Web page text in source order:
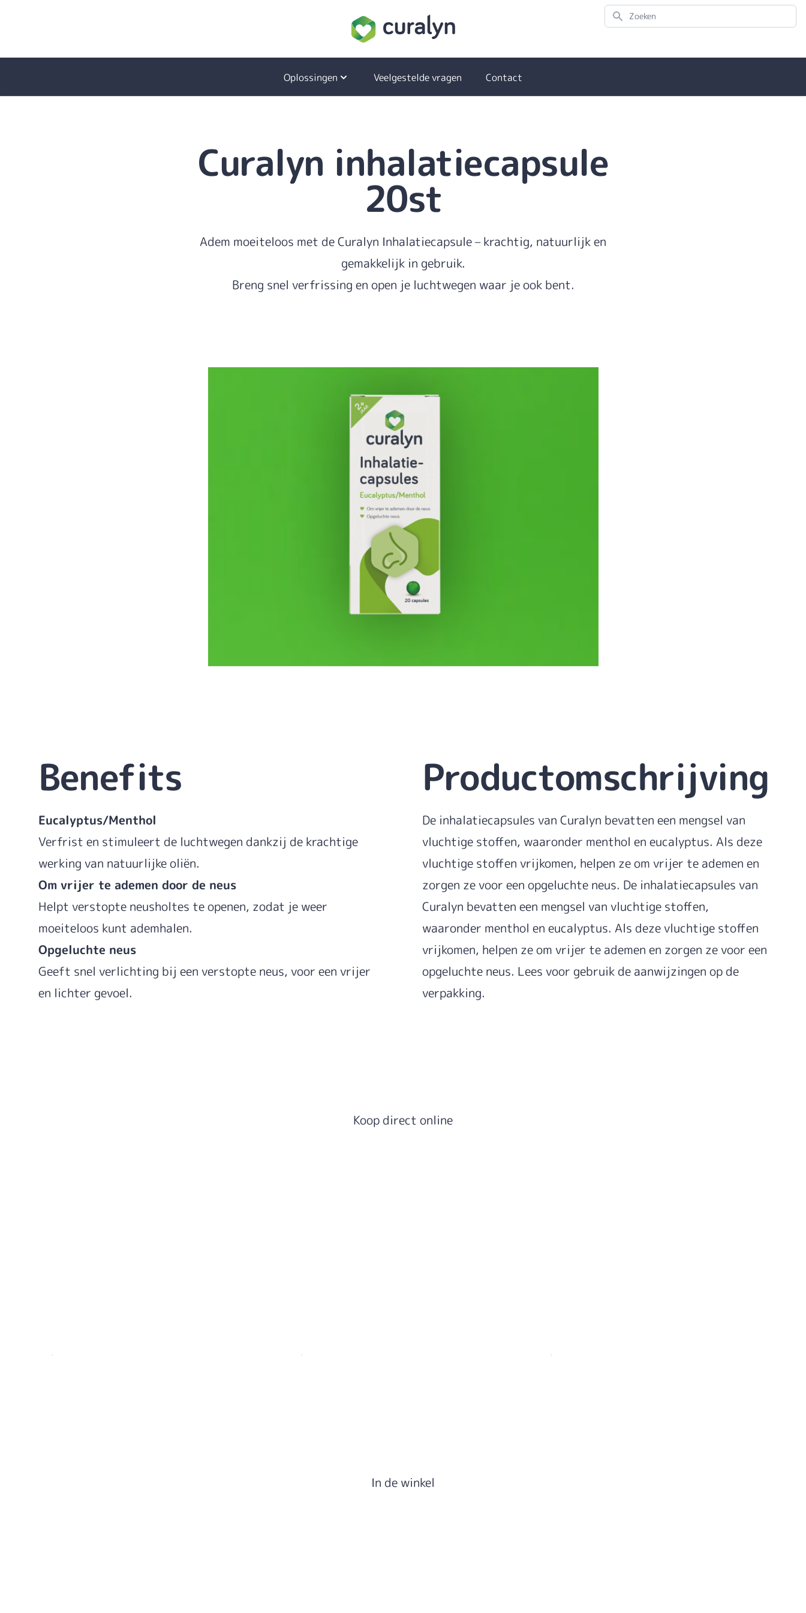
Zoeken
Oplossingen
Verkoudheid
Medische hulpmiddelen
Overige kwaaltjes
Veelgestelde vragen Contact
Curalyn inhalatiecapsule
20st
Adem moeiteloos met de Curalyn Inhalatiecapsule – krachtig, natuurlijk en
gemakkelijk in gebruik.
Breng snel verfrissing en open je luchtwegen waar je ook bent.
Benefits
Eucalyptus/Menthol
Verfrist en stimuleert de luchtwegen dankzij de krachtige
werking van natuurlijke oliën.
Om vrijer te ademen door de neus
Helpt verstopte neusholtes te openen, zodat je weer
moeiteloos kunt ademhalen.
Opgeluchte neus
Geeft snel verlichting bij een verstopte neus, voor een vrijer
en lichter gevoel.
Productomschrijving
De inhalatiecapsules van Curalyn bevatten een mengsel van
vluchtige stoffen, waaronder menthol en eucalyptus. Als deze
vluchtige stoffen vrijkomen, helpen ze om vrijer te ademen en
zorgen ze voor een opgeluchte neus. De inhalatiecapsules van
Curalyn bevatten een mengsel van vluchtige stoffen,
waaronder menthol en eucalyptus. Als deze vluchtige stoffen
vrijkomen, helpen ze om vrijer te ademen en zorgen ze voor een
opgeluchte neus. Lees voor gebruik de aanwijzingen op de
verpakking.
Koop direct online
. . .
In de winkel